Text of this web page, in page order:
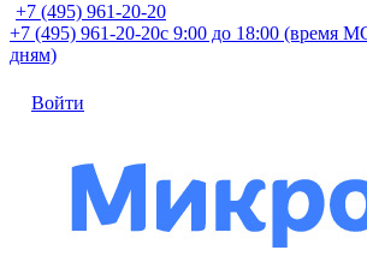
+7 (495) 961-20-20
+7 (495) 961-20-20с 9:00 до 18:00 (время
дням)
Войти